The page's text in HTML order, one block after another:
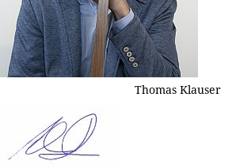
Thomas Klauser